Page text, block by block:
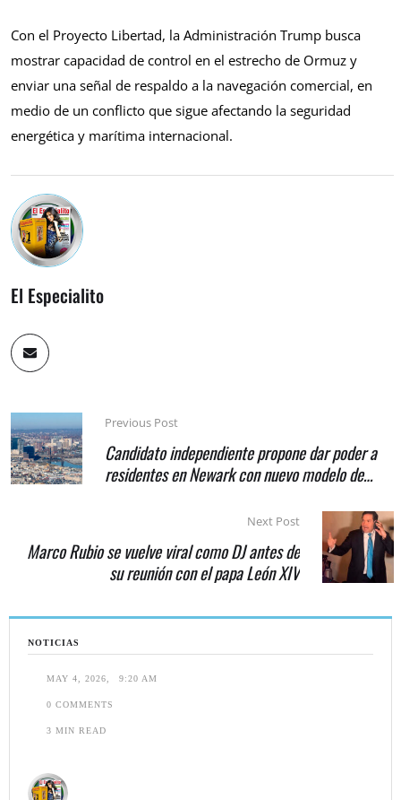
NOTICIAS
MAY 4, 2026 9:20 AM
0 COMMENTS
3 MIN READ
Con el Proyecto Libertad, la Administración Trump busca
mostrar capacidad de control en el estrecho de Ormuz y
enviar una señal de respaldo a la navegación comercial, en
medio de un conflicto que sigue afectando la seguridad
energética y marítima internacional.
El Especialito
Previous Post
Candidato independiente propone dar poder a
residentes en Newark con nuevo modelo de
Next Post
Marco Rubio se vuelve viral como DJ antes de
su reunión con el papa León XIV